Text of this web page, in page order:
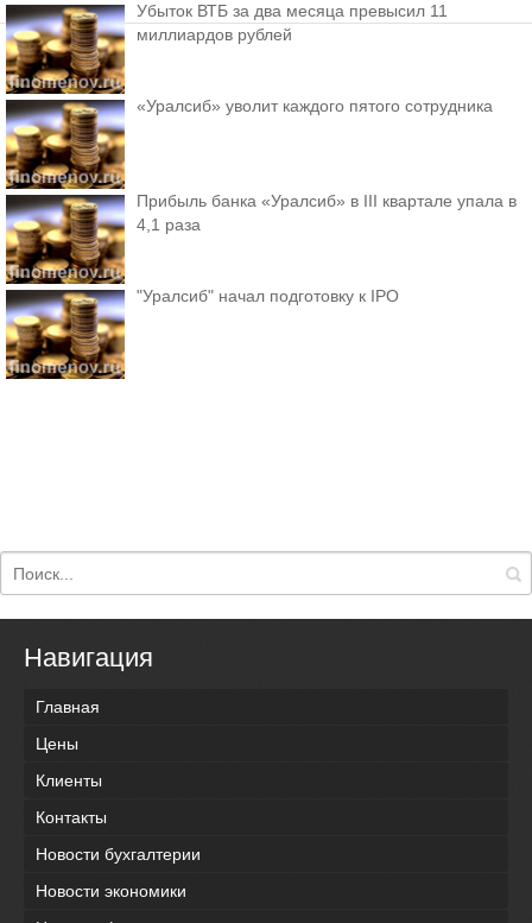
Убыток ВТБ за два месяца превысил 11
миллиардов рублей
«Уралсиб» уволит каждого пятого сотрудника
Прибыль банка «Уралсиб» в III квартале упала в
4,1 раза
"Уралсиб" начал подготовку к IPO
Навигация
Главная
Цены
Клиенты
Контакты
Новости бухгалтерии
Новости экономики